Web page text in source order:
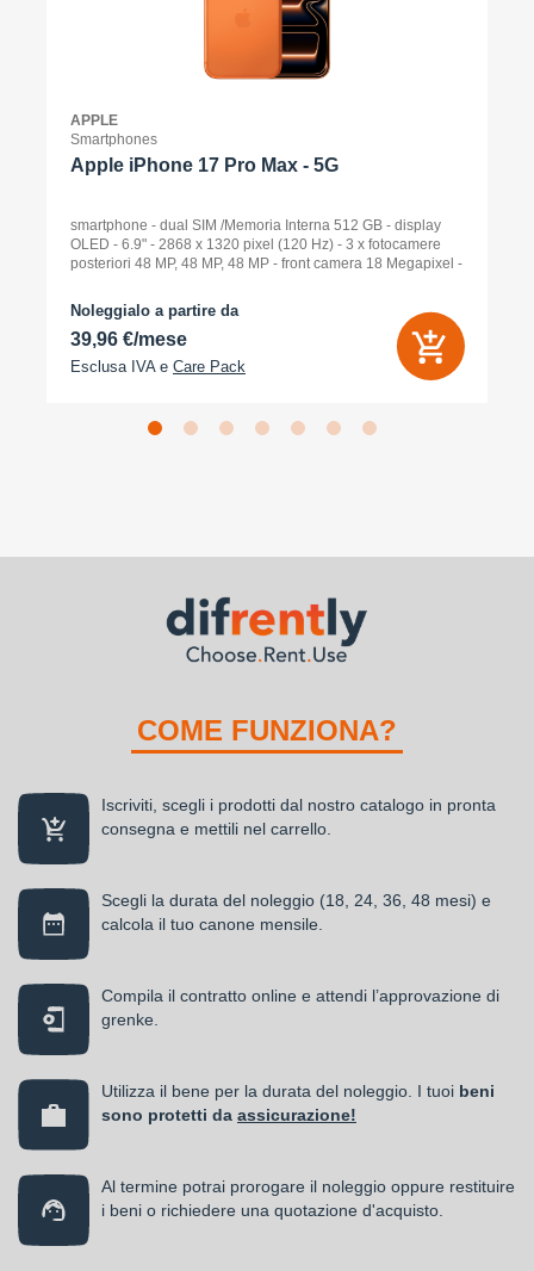
APPLE
Smartphones
Apple iPhone 17 Pro Max - 5G
smartphone - dual SIM /Memoria Interna 512 GB - display
OLED - 6.9" - 2868 x 1320 pixel (120 Hz) - 3 x fotocamere
posteriori 48 MP, 48 MP, 48 MP - front camera 18 Megapixel -
Noleggialo a partire da
39,96 €/mese
Esclusa IVA e Care Pack
COME FUNZIONA?
Iscriviti, scegli i prodotti dal nostro catalogo in pronta
consegna e mettili nel carrello.
Scegli la durata del noleggio (18, 24, 36, 48 mesi) e
calcola il tuo canone mensile.
Compila il contratto online e attendi l’approvazione di
grenke.
Utilizza il bene per la durata del noleggio. I tuoi beni
sono protetti da assicurazione!
Al termine potrai prorogare il noleggio oppure restituire
i beni o richiedere una quotazione d'acquisto.